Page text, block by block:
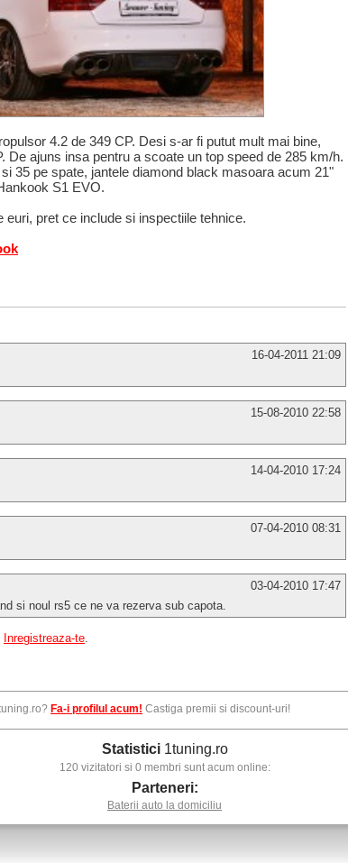
4.2 de 349 CP. Desi s-ar fi putut mult mai bine,
De ajuns insa pentru a scoate un top speed de 285 km/h.
35 pe spate, jantele diamond black masoara acum 21"
S1 EVO.
pret ce include si inspectiile tehnice.
16-04-2011 21:09
15-08-2010 22:58
14-04-2010 17:24
07-04-2010 08:31
03-04-2010 17:47
si noul rs5 ce ne va rezerva sub capota.
Inregistreaza-te
Fa-i profilul acum! Castiga premii si discount-uri!
Statistici 1tuning.ro
120 vizitatori si 0 membri sunt acum online:
Parteneri:
Baterii auto la domiciliu